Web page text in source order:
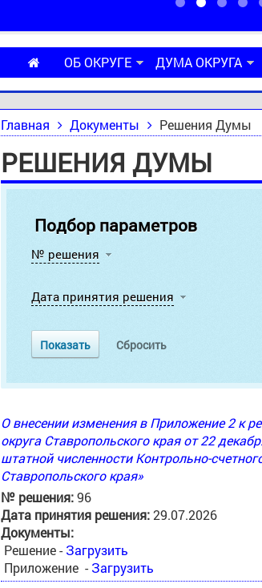
ОБ ОКРУГЕ ДУМА ОКРУГА
Главная Документы Решения Думы
РЕШЕНИЯ ДУМЫ
Подбор параметров
№ решения
Дата принятия решения
О внесении изменения в Приложение 2 к
округа Ставропольского края от 22
штатной численности Контрольно-
Ставропольского края»
№ решения:96
Дата принятия решения:29.07.2026
Документы:
Решение - Загрузить
Приложение - Загрузить